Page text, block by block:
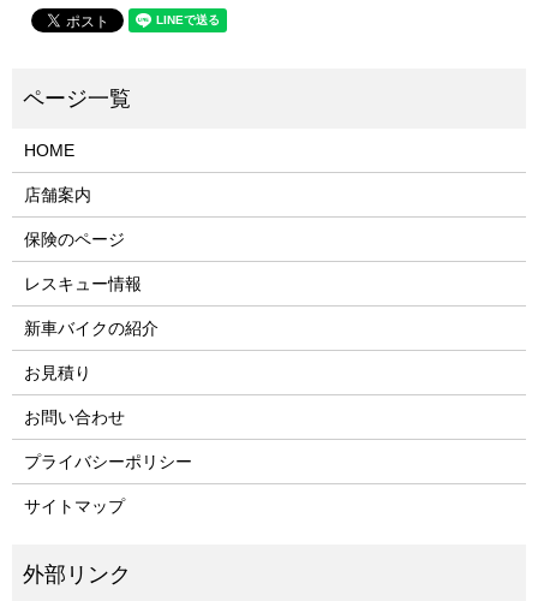
HOME
店舗案内
保険のページ
レスキュー情報
新車バイクの紹介
お見積り
お問い合わせ
プライバシーポリシー
サイトマップ